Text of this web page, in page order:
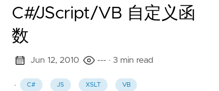
C#/JScript/VB 自定义函
数
Jun 12, 2010 --- · 3 min read
· C# JS XSLT VB